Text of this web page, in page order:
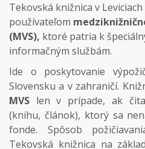
Tekovská knižnica v Leviciach
používateľom
(MVS), ktoré patria k
informačným službám.
Ide o poskytovanie
Slovensku a v zahraničí.
MVS len v prípade, ak
(knihu, článok), ktorý sa
fonde. Spôsob
Tekovská knižnica na